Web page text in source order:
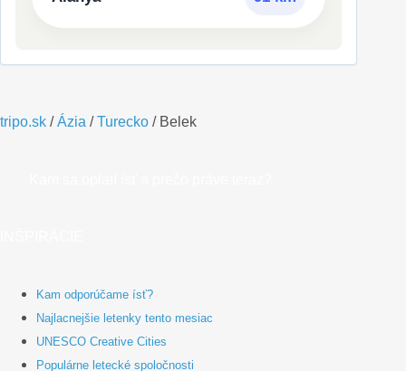
tripo.sk /Ázia /Turecko / Belek
Kam odporúčame ísť?
Najlacnejšie letenky tento mesiac
UNESCO Creative Cities
Populárne letecké spoločnosti